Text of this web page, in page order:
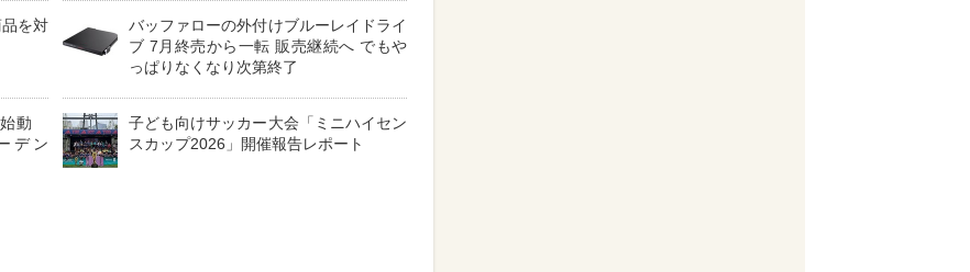
を対
バッファローの外付けブルーレイドライ
ブ 7月終売から一転 販売継続へ でもや
っぱりなくなり次第終了
始動
デン
子ども向けサッカー大会「ミニハイセン
スカップ2026」開催報告レポート